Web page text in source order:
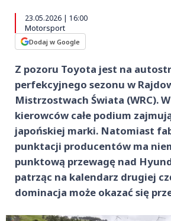
23.05.2026 | 16:00
Motorsport
Dodaj w Google
Z pozoru Toyota jest na
perfekcyjnego sezonu w
Mistrzostwach Świata (WRC).
kierowców całe podium
japońskiej marki. Natomiast
punktacji producentów ma
punktową przewagę nad
patrząc na kalendarz drugiej
dominacja może okazać się